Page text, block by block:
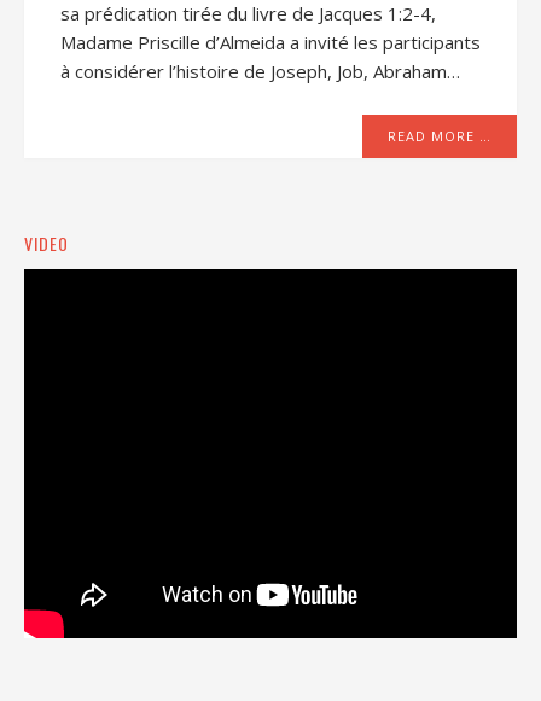
sa prédication tirée du livre de Jacques 1:2-4,
Madame Priscille d’Almeida a invité les participants
à considérer l’histoire de Joseph, Job, Abraham…
READ MORE …
VIDEO